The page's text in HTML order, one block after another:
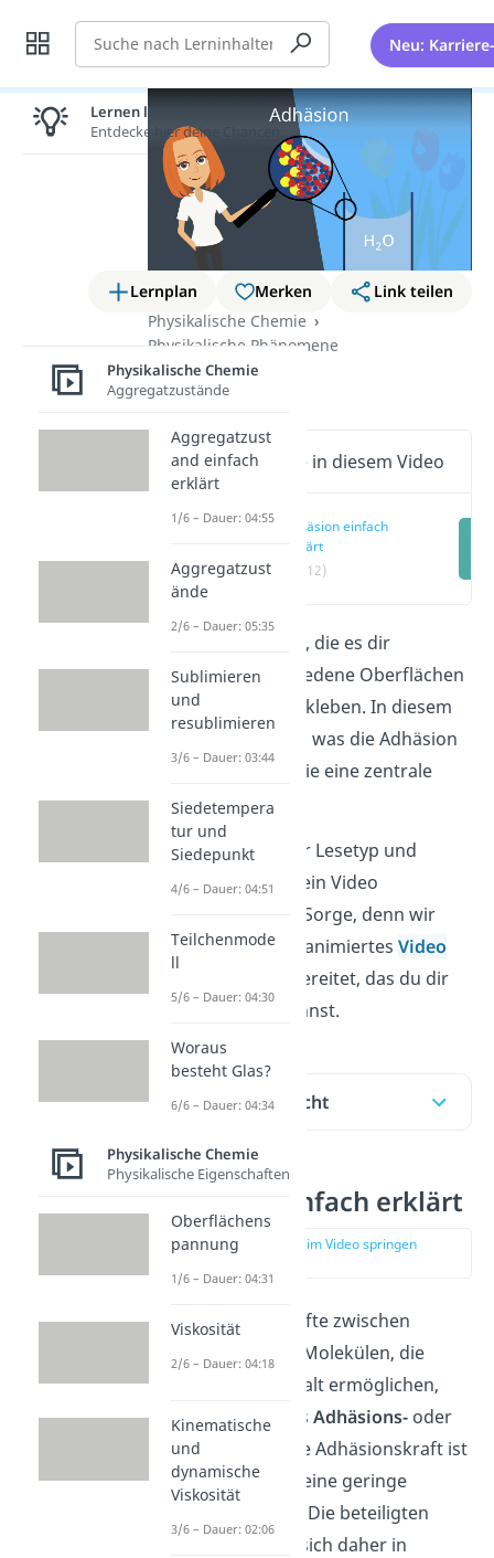
Suche Neu:
Lernplan Merken
Link teilen
Physikalische Chemie
Physikalische Phänomene
Adhäsion
Wichtige Inhalte in diesem Video
Adhäsion einfach
erklärt
(00:12)
, die es dir
ermöglicht verschiedene Oberflächen
miteinander zu verkleben. In diesem
Beitrag erfährst du was die Adhäsion
genau ist und wo sie eine zentrale
Rolle spielt.
Du bist nicht so der Lesetyp und
würdest dir lieber ein Video
anschauen? Keine Sorge, denn wir
haben für dich ein animiertesVideo
zur Adhäsion vorbereitet, das du dir
gerne ansehen kannst.
Inhaltsübersicht
Adhäsion einfach erklärt
zur Stelle im Video springen
Die Anziehungskräfte zwischen
unterschiedlichen Molekülen, die
einen Zusammenhalt ermöglichen,
bezeichnet man alsAdhäsions- oder
Anhangskräfte
. Die Adhäsionskraft ist
eine Kraft, die nur eine geringe
Reichweite besitzt. Die beteiligten
Moleküle müssen sich daher in
Lernen lohnt sich!
Entdecke hier deine Chancen.
Physikalische Chemie
Aggregatzustände
Aggregatzust
and einfach
erklärt
1/6 – Dauer: 04:55
Aggregatzust
ände
2/6 – Dauer: 05:35
Sublimieren
und
resublimieren
3/6 – Dauer: 03:44
Siedetempera
tur und
Siedepunkt
4/6 – Dauer: 04:51
Teilchenmode
ll
5/6 – Dauer: 04:30
Woraus
besteht Glas?
6/6 – Dauer: 04:34
Physikalische Chemie
Physikalische Eigenschaften
Oberflächens
pannung
1/6 – Dauer: 04:31
Viskosität
2/6 – Dauer: 04:18
Kinematische
und
dynamische
Viskosität
3/6 – Dauer: 02:06